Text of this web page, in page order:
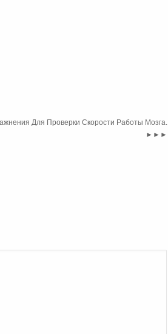
Для Проверки Скорости Работы Мозга.
►►►